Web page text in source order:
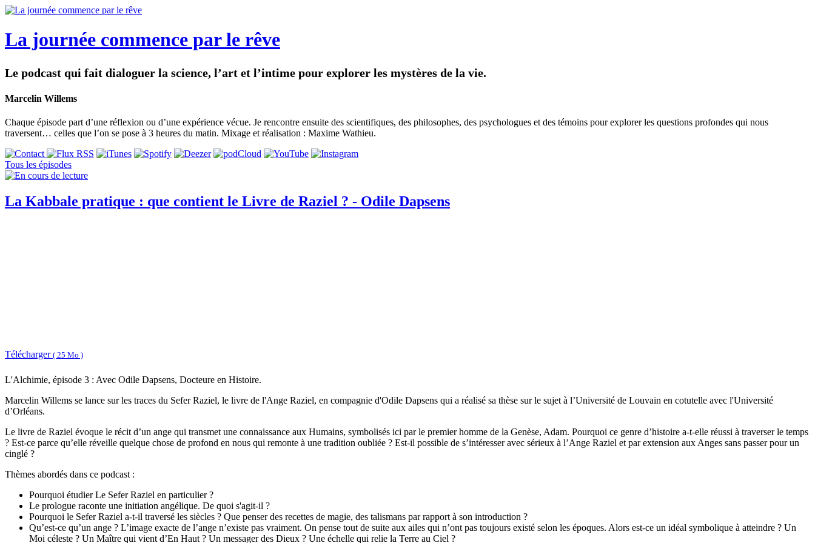
La journée commence par le rêve
Le podcast qui fait dialoguer la science, l’art et l’intime pour explorer les mystères de la vie.
Marcelin Willems
Chaque épisode part d’une réflexion ou d’une expérience vécue. Je rencontre ensuite des scientifiques, des philosophes, des psychologues et des témoins pour explorer les questions profondes qui nous
traversent… celles que l’on se pose à 3 heures du matin. Mixage et réalisation : Maxime Wathieu.
Tous les épisodes
La Kabbale pratique : que contient le Livre de Raziel ? - Odile Dapsens
Télécharger ( 25 Mo )
L'Alchimie, épisode 3 : Avec Odile Dapsens, Docteure en Histoire.
Marcelin Willems se lance sur les traces du Sefer Raziel, le livre de l'Ange Raziel, en compagnie d'Odile Dapsens qui a réalisé sa thèse sur le sujet à l’Université de Louvain en cotutelle avec l'Université
d’Orléans.
Le livre de Raziel évoque le récit d’un ange qui transmet une connaissance aux Humains, symbolisés ici par le premier homme de la Genèse, Adam. Pourquoi ce genre d’histoire a-t-elle réussi à traverser le temps
? Est-ce parce qu’elle réveille quelque chose de profond en nous qui remonte à une tradition oubliée ? Est-il possible de s’intéresser avec sérieux à l’Ange Raziel et par extension aux Anges sans passer pour un
cinglé ?
Thèmes abordés dans ce podcast :
Pourquoi étudier Le Sefer Raziel en particulier ?
Le prologue raconte une initiation angélique. De quoi s'agit-il ?
Pourquoi le Sefer Raziel a-t-il traversé les siècles ? Que penser des recettes de magie, des talismans par rapport à son introduction ?
Qu’est-ce qu’un ange ? L’image exacte de l’ange n’existe pas vraiment. On pense tout de suite aux ailes qui n’ont pas toujours existé selon les époques. Alors est-ce un idéal symbolique à atteindre ? Un
Moi céleste ? Un Maître qui vient d’En Haut ? Un messager des Dieux ? Une échelle qui relie la Terre au Ciel ?